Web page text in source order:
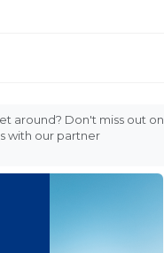
around? Don't miss out on
with our partner